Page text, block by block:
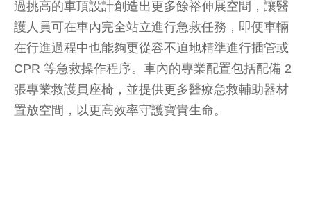
過挑高的車頂設計創造出更多餘裕伸展空間，讓醫
護人員可在車內完全站立進行急救任務，即便車輛
在行進過程中也能夠更從容不迫地精準進行插管或
CPR 等急救操作程序。車內的專業配置包括配備 2
張專業救護員座椅，並提供更多醫療急救輔助器材
置放空間，以更高效率守護寶貴生命。